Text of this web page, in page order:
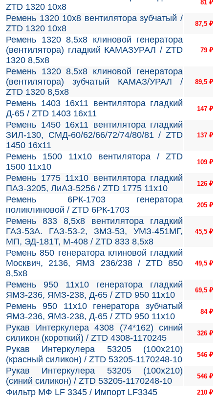
ZTD 1320 10х8
81 ₽
Ремень 1320 10х8 вентилятора зубчатый /
ZTD 1320 10х8
87,5 ₽
Ремень 1320 8,5х8 клиновой генератора
(вентилятора) гладкий КАМАЗУРАЛ / ZTD
1320 8,5х8
79 ₽
Ремень 1320 8,5х8 клиновой генератора
(вентилятора) зубчатый КАМАЗ/УРАЛ /
ZTD 1320 8,5х8
89,5 ₽
Ремень 1403 16x11 вентилятора гладкий
Д-65 / ZTD 1403 16х11
147 ₽
Ремень 1450 16x11 вентилятора гладкий
ЗИЛ-130, СМД-60/62/66/72/74/80/81 / ZTD
1450 16х11
137 ₽
Ремень 1500 11х10 вентилятора / ZTD
1500 11х10
109 ₽
Ремень 1775 11х10 вентилятора гладкий
ПАЗ-3205, ЛиАЗ-5256 / ZTD 1775 11х10
126 ₽
Ремень 6РК-1703 генератора
поликлиновой / ZTD 6РК-1703
205 ₽
Ремень 833 8,5х8 вентилятора гладкий
ГАЗ-53А. ГАЗ-53-2, ЗМЗ-53, УМЗ-451МГ,
МП, ЭД-181Т, М-408 / ZTD 833 8,5х8
45,5 ₽
Ремень 850 генератора клиновой гладкий
Москвич, 2136, ЯМЗ 236/238 / ZTD 850
8,5х8
49,5 ₽
Ремень 950 11х10 генератора гладкий
ЯМЗ-236, ЯМЗ-238, Д-65 / ZTD 950 11х10
69,5 ₽
Ремень 950 11х10 генератора зубчатый
ЯМЗ-236, ЯМЗ-238, Д-65 / ZTD 950 11х10
84 ₽
Рукав Интеркулера 4308 (74*162) синий
силикон (короткий) / ZTD 4308-1170245
326 ₽
Рукав Интеркулера 53205 (100х210)
(красный силикон) / ZTD 53205-1170248-10
546 ₽
Рукав Интеркулера 53205 (100х210)
(синий силикон) / ZTD 53205-1170248-10
546 ₽
Фильтр МФ LF 3345 / Импорт LF3345 210 ₽